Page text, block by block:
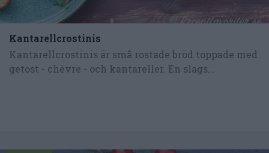
Kantarellcrostinis
Kantarellcrostinis är små rostade bröd toppade med
getost - chèvre - och kantareller. En slags...